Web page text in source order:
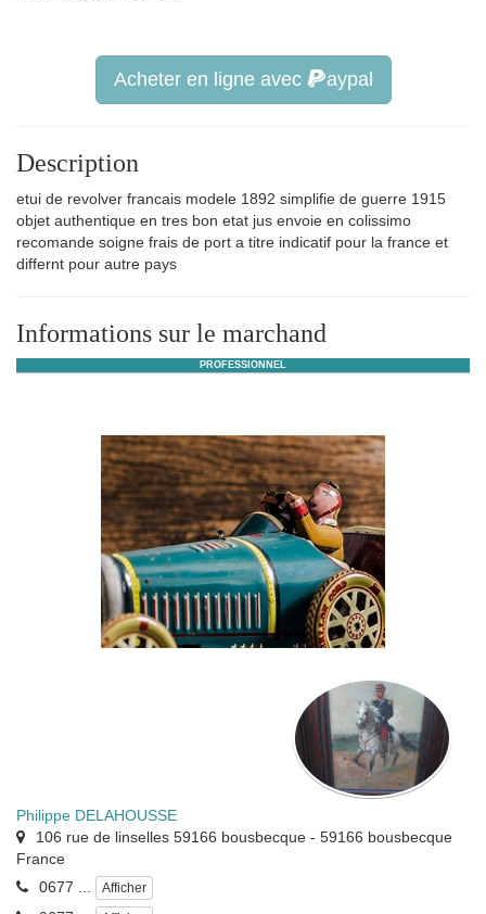
Acheter en ligne avec aypal
Description
etui de revolver francais modele 1892 simplifie de guerre 1915
objet authentique en tres bon etat jus envoie en colissimo
recomande soigne frais de port a titre indicatif pour la france et
differnt pour autre pays
Informations sur le marchand
PROFESSIONNEL
Philippe DELAHOUSSE
106 rue de linselles 59166 bousbecque - 59166 bousbecque
France
0677 ...
Afficher